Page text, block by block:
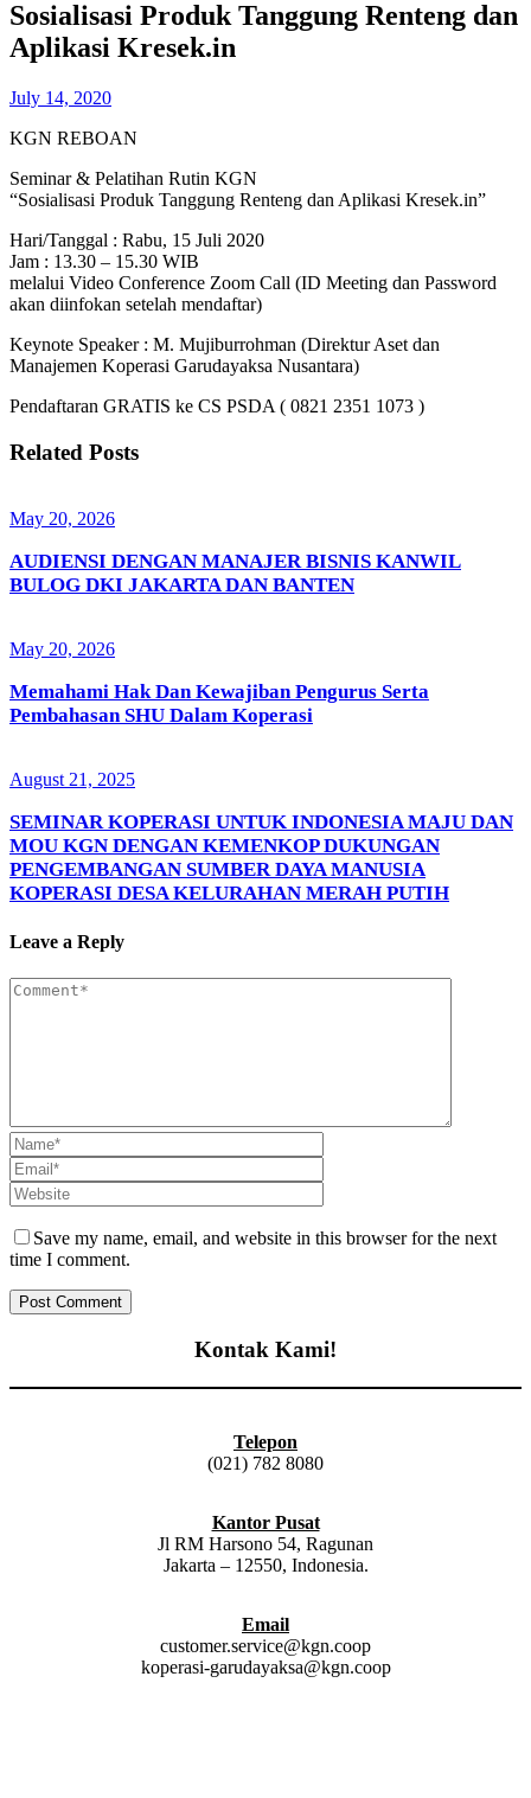
Sosialisasi Produk Tanggung Renteng dan
Aplikasi Kresek.in
July 14, 2020
KGN REBOAN
Seminar & Pelatihan Rutin KGN
“Sosialisasi Produk Tanggung Renteng dan Aplikasi Kresek.in”
Hari/Tanggal : Rabu, 15 Juli 2020
Jam : 13.30 – 15.30 WIB
melalui Video Conference Zoom Call (ID Meeting dan Password
akan diinfokan setelah mendaftar)
Keynote Speaker : M. Mujiburrohman (Direktur Aset dan
Manajemen Koperasi Garudayaksa Nusantara)
Pendaftaran GRATIS ke CS PSDA ( 0821 2351 1073 )
Related Posts
May 20, 2026
AUDIENSI DENGAN MANAJER BISNIS KANWIL
BULOG DKI JAKARTA DAN BANTEN
May 20, 2026
Memahami Hak Dan Kewajiban Pengurus Serta
Pembahasan SHU Dalam Koperasi
August 21, 2025
SEMINAR KOPERASI UNTUK INDONESIA MAJU DAN
MOU KGN DENGAN KEMENKOP DUKUNGAN
PENGEMBANGAN SUMBER DAYA MANUSIA
KOPERASI DESA KELURAHAN MERAH PUTIH
Leave a Reply
Save my name, email, and website in this browser for the next
time I comment.
Kontak Kami!
Telepon
(021) 782 8080
Kantor Pusat
Jl RM Harsono 54, Ragunan
Jakarta – 12550, Indonesia.
Email
customer.service@kgn.coop
koperasi-garudayaksa@kgn.coop